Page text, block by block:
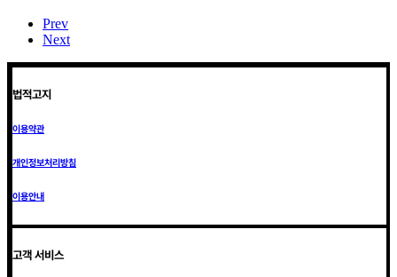
Prev
Next
법적고지
이용약관
개인정보처리방침
이용안내
고객 서비스